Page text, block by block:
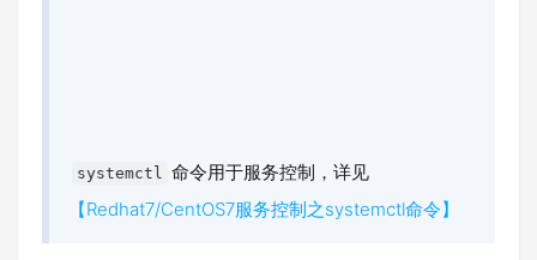
systemctl
命令用于服务控制，详见
【Redhat7/CentOS7服务控制之systemctl命令】